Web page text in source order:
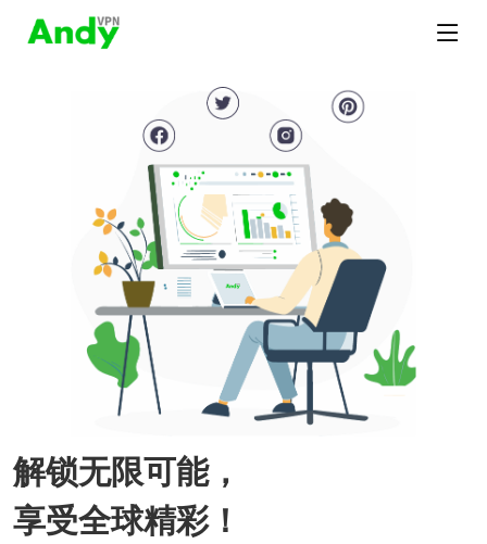
解锁无限可能，
享受全球精彩！